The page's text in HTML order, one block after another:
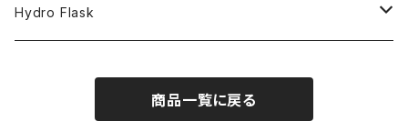
COLLABORATION
CAPTAIN
Shorts
59FIFTY
Hydro Flask
商品一覧に戻る